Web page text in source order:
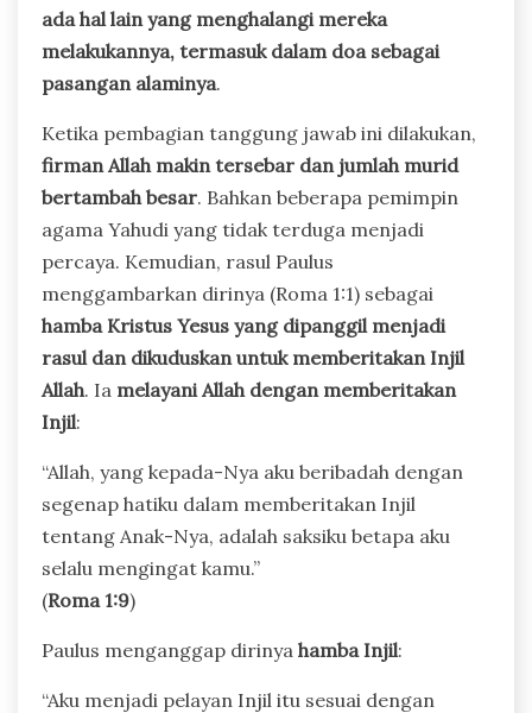
ada hal lain yang menghalangi mereka
melakukannya, termasuk dalam doa sebagai
pasangan alaminya.
Ketika pembagian tanggung jawab ini dilakukan,
firman Allah makin tersebar dan jumlah murid
bertambah besar. Bahkan beberapa pemimpin
agama Yahudi yang tidak terduga menjadi
percaya. Kemudian, rasul Paulus
menggambarkan dirinya (Roma 1:1) sebagai
hamba Kristus Yesus yang dipanggil menjadi
rasul dan dikuduskan untuk memberitakan Injil
Allah. Ia melayani Allah dengan memberitakan
Injil:
“Allah, yang kepada-Nya aku beribadah dengan
segenap hatiku dalam memberitakan Injil
tentang Anak-Nya, adalah saksiku betapa aku
selalu mengingat kamu.”
(Roma 1:9)
Paulus menganggap dirinya hamba Injil:
“Aku menjadi pelayan Injil itu sesuai dengan